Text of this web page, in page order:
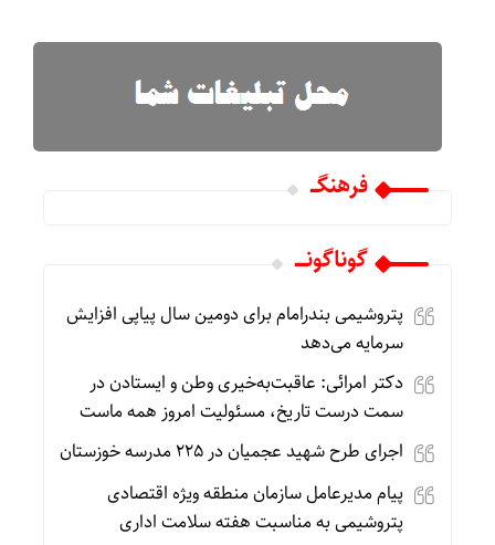
فرهنگـــ
گوناگونـــــ
پتروشیمی بندرامام برای دومین سال پیاپی افزایش
سرمایه می‌دهد
دکتر امرائی: عاقبت‌به‌خیری وطن و ایستادن در
سمت درست تاریخ، مسئولیت امروز همه ماست
اجرای طرح شهید عجمیان در ۲۲۵ مدرسه خوزستان
پیام مدیرعامل سازمان منطقه ویژه اقتصادی
پتروشیمی به مناسبت هفته سلامت اداری